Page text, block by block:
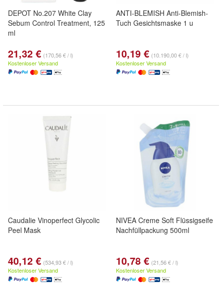
DEPOT No.207 White Clay
Sebum Control Treatment, 125
ml
21,32 € (170,56 € / l)
Kostenloser Versand
ANTI-BLEMISH Anti-Blemish-
Tuch Gesichtsmaske 1 u
10,19 € (10.190,00 € / l)
Kostenloser Versand
Caudalie Vinoperfect Glycolic
Peel Mask
40,12 € (534,93 € / l)
Kostenloser Versand
NIVEA Creme Soft Flüssigseife
Nachfüllpackung 500ml
10,78 € (21,56 € / l)
Kostenloser Versand